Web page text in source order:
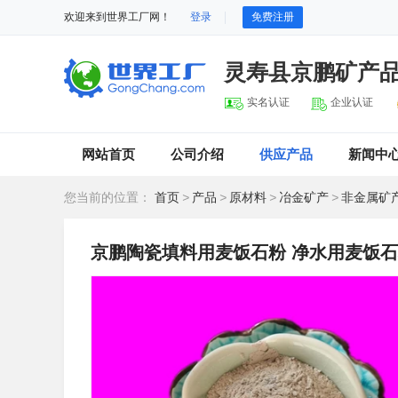
欢迎来到世界工厂网！ 登录 免费注册
灵寿县京鹏矿产
实名认证 企业认证
网站首页 公司介绍 供应产品 新闻中
您当前的位置： 首页 > 产品 > 原材料 > 冶金矿产 >非金属矿
京鹏陶瓷填料用麦饭石粉 净水用麦饭